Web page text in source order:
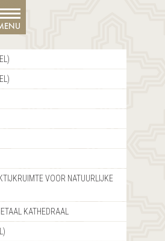
VOOR NATUURLIJKE
KATHEDRAAL